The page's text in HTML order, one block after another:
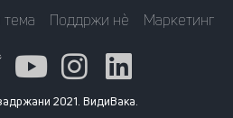
Поддржи нè Маркетинг
2021. ВидиВака.